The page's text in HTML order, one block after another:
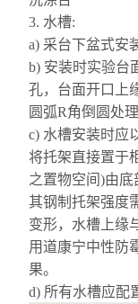
3. 水槽:
a) 采台下盆式安
b) 安装时实验台
孔，台面开口上
圆弧R角倒圆 处理
c) 水槽安装时应
将托架直接置于
之置物空间)由底
其钢制托架强度
变形，水槽上缘
用道康宁中性防
果。
d) 所有水槽应配